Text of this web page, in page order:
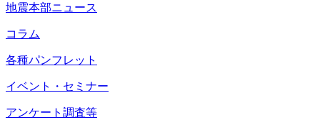
地震本部ニュース
コラム
各種パンフレット
イベント・セミナー
アンケート調査等